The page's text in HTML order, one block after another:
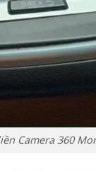
Camera 360